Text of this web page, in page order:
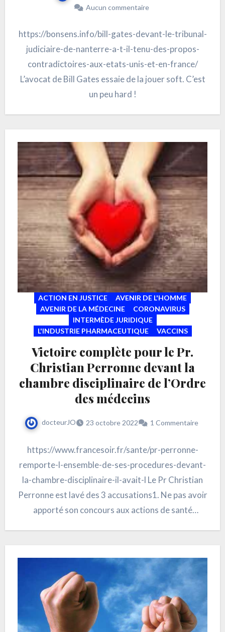
Aucun commentaire
https://bonsens.info/bill-gates-devant-le-tribunal-
judiciaire-de-nanterre-a-t-il-tenu-des-propos-
contradictoires-aux-etats-unis-et-en-france/
L’avocat de Bill Gates essaie de la jouer soft. C’est
un peu hard !
ACTION EN JUSTICE
AVENIR DE L'HOMME
AVENIR DE LA MÉDECINE
CORONAVIRUS
INTERMÈDE JURIDIQUE
L'INDUSTRIE PHARMACEUTIQUE
VACCINS
Victoire complète pour le Pr.
Christian Perronne devant la
chambre disciplinaire de l’Ordre
des médecins
docteurJO 23 octobre 2022 1 Commentaire
https://www.francesoir.fr/sante/pr-perronne-
remporte-l-ensemble-de-ses-procedures-devant-
la-chambre-disciplinaire-il-avait-l Le Pr Christian
Perronne est lavé des 3 accusations1. Ne pas avoir
apporté son concours aux actions de santé